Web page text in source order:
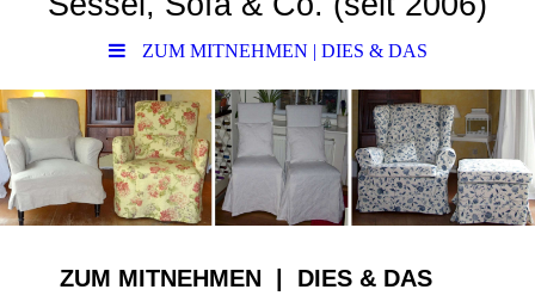
ZUM MITNEHMEN | DIES & DAS
ZUM MITNEHMEN | DIES & DAS